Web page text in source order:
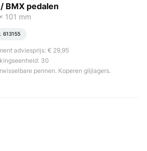
BMX pedalen
101 mm
613155
adviesprijs: € 29,95
30
pennen. Koperen glijlagers.